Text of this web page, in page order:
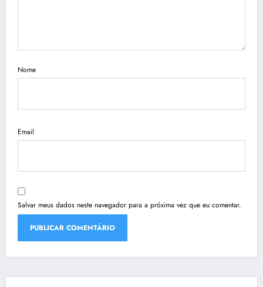
Nome
Email
Salvar meus dados neste navegador para a próxima vez que eu comentar.